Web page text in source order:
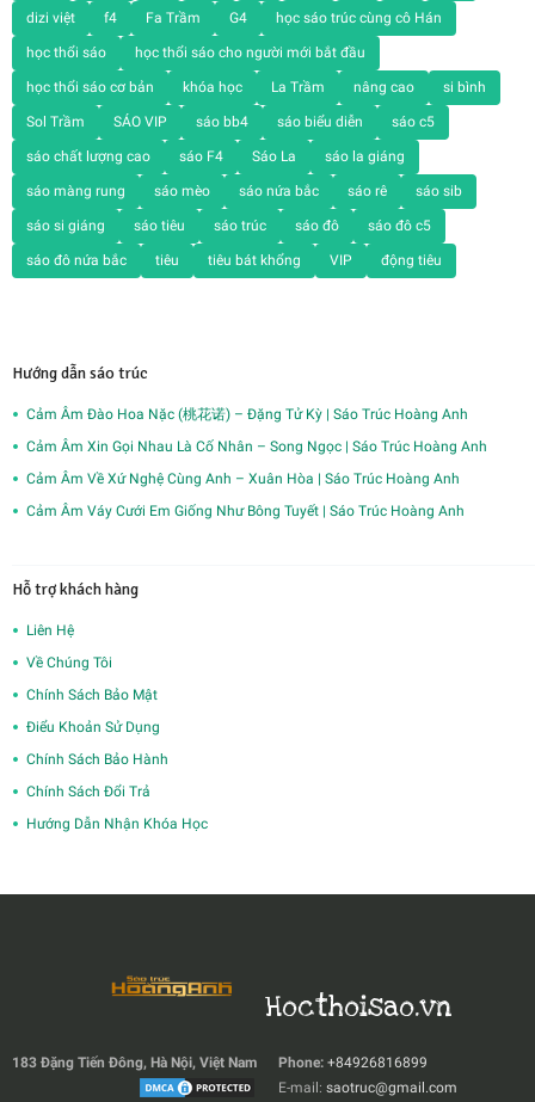
dizi việt f4 Fa Trầm G4 học sáo trúc cùng cô Hán
học thổi sáo học thổi sáo cho người mới bắt đầu
học thổi sáo cơ bản khóa học La Trầm nâng cao si bình
Sol Trầm SÁO VIP sáo bb4 sáo biểu diễn sáo c5
sáo chất lượng cao sáo F4 Sáo La sáo la giáng
sáo màng rung sáo mèo sáo nứa bắc sáo rê sáo sib
sáo si giáng sáo tiêu sáo trúc sáo đô sáo đô c5
sáo đô nứa bắc tiêu tiêu bát khổng VIP động tiêu
Hướng dẫn sáo trúc
Cảm Âm Đào Hoa Nặc (桃花诺) – Đặng Tử Kỳ | Sáo Trúc Hoàng Anh
Cảm Âm Xin Gọi Nhau Là Cố Nhân – Song Ngọc | Sáo Trúc Hoàng Anh
Cảm Âm Về Xứ Nghệ Cùng Anh – Xuân Hòa | Sáo Trúc Hoàng Anh
Cảm Âm Váy Cưới Em Giống Như Bông Tuyết | Sáo Trúc Hoàng Anh
Hỗ trợ khách hàng
Liên Hệ
Về Chúng Tôi
Chính Sách Bảo Mật
Điểu Khoản Sử Dụng
Chính Sách Bảo Hành
Chính Sách Đổi Trả
Hướng Dẫn Nhận Khóa Học
Hocthoisao.vn
Phone: +84926816899
E-mail: saotruc@gmail.com
183 Đặng Tiến Đông, Hà Nội, Việt Nam